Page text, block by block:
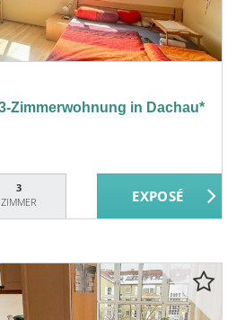
Zimmerwohnung in Dachau*
3
ZIMMER